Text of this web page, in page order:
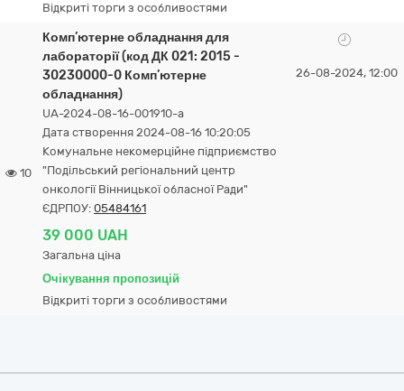
Відкриті торги з особливостями
10
Комп’ютерне обладнання для
лабораторії (код ДК 021: 2015 -
30230000-0 Комп’ютерне
обладнання)
UA-2024-08-16-001910-a
Дата створення 2024-08-16 10:20:05
Комунальне некомерційне підприємство
"Подільський регіональний центр
онкології Вінницької обласної Ради"
ЄДРПОУ: 05484161
39 000 UAH
Загальна ціна
Очікування пропозицій
Відкриті торги з особливостями
26-08-2024, 12:00